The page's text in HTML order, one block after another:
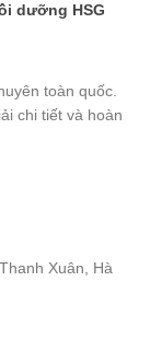
dưỡng HSG
toàn quốc.
chi tiết và hoàn
Xuân, Hà